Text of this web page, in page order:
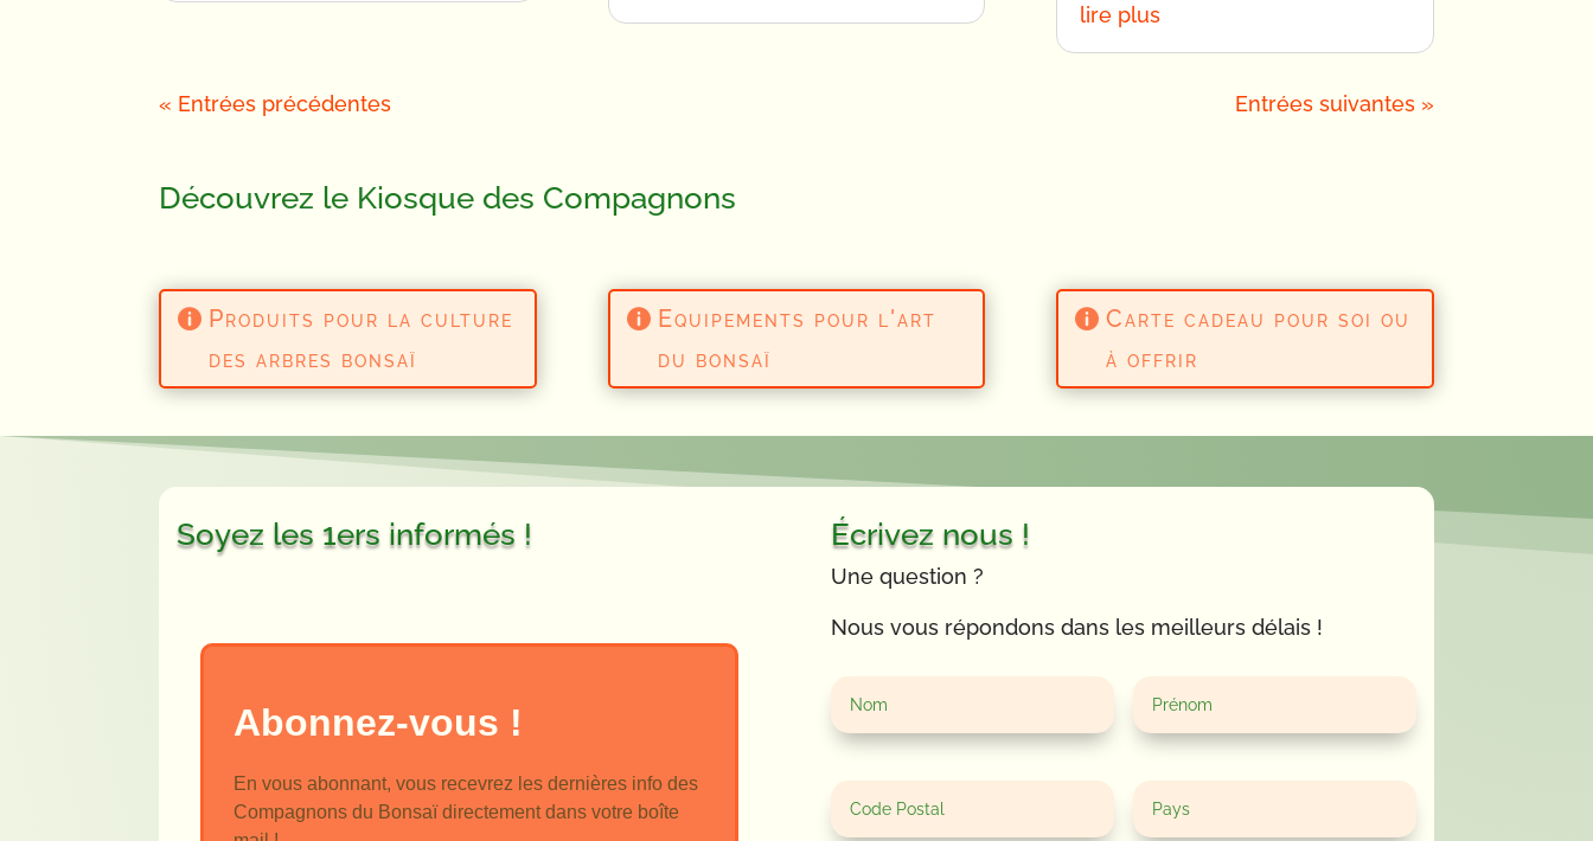
lire plus
« Entrées précédentes Entrées suivantes »
Découvrez le Kiosque des Compagnons
Produits pour la culture
des arbres bonsaï
Equipements pour l'art
du bonsaï
Carte cadeau pour soi ou
à offrir
Soyez les 1ers informés ! Écrivez nous !
Une question ?
Nous vous répondons dans les meilleurs délais !